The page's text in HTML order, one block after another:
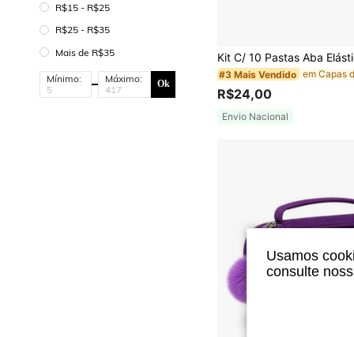
R$15 - R$25
R$25 - R$35
Mais de R$35
Mínimo: Máximo: Ok
#3 Mais Vendido
R$24,00
Envio Nacional
Usamos
consulte